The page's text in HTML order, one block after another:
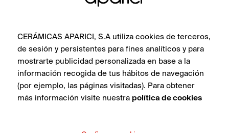
Feel Brass Ornato 30X100
CERÁMICAS APARICI, S.A utiliza cookies de terceros,
de sesión y persistentes para fines analíticos y para
mostrarte publicidad personalizada en base a la
información recogida de tus hábitos de navegación
(por ejemplo, las páginas visitadas). Para obtener
más información visite nuestra política de cookies